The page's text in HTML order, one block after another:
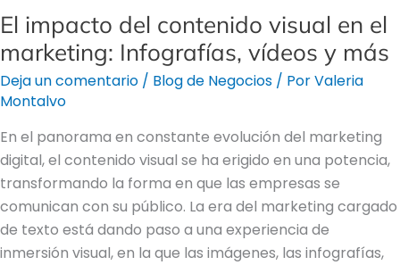
El impacto del contenido visual en el
marketing: Infografías, vídeos y más
Deja un comentario / Blog de Negocios / PorValeria
Montalvo
En el panorama en constante evolución del marketing
digital, el contenido visual se ha erigido en una potencia,
transformando la forma en que las empresas se
comunican con su público. La era del marketing cargado
de texto está dando paso a una experiencia de
inmersión visual, en la que las imágenes, las infografías,